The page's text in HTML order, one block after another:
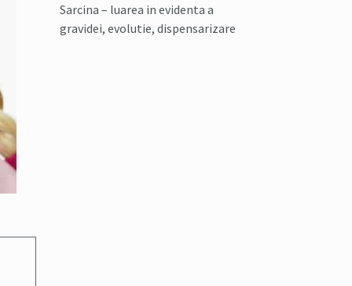
Sarcina – luarea in evidenta a
gravidei, evolutie, dispensarizare